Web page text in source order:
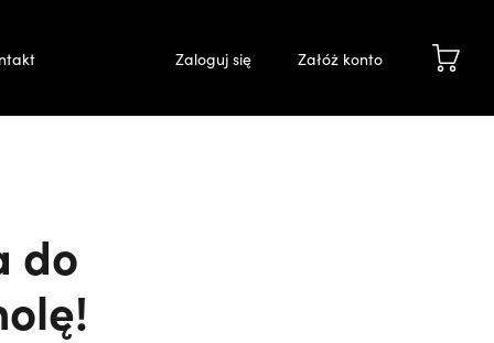
Zaloguj się Załóż konto
do